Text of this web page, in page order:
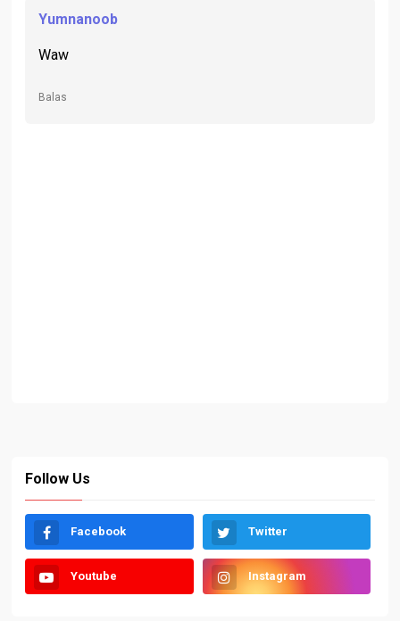
Yumnanoob
Waw
Balas
Follow Us
Facebook Twitter
Youtube Instagram